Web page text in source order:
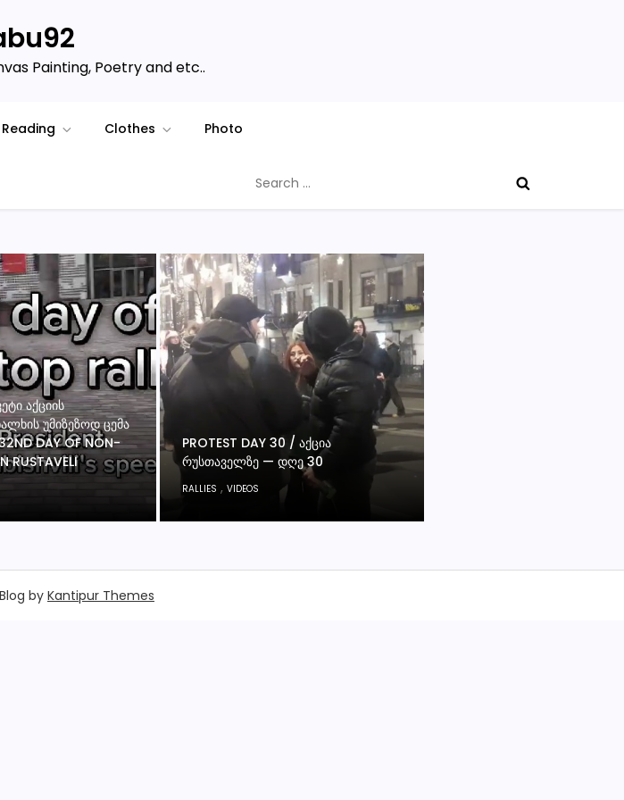
Painting, Poetry and etc..
Reading Clothes Photo
for:
ᲐᲥᲪᲘᲘᲡ
ᲣᲛᲘᲖᲔᲖᲝᲓ ᲪᲔᲛᲐ
DAY OF NON-
RUSTAVELI
PROTEST DAY 30 / ᲐᲥᲪᲘᲐ
ᲠᲣᲡᲗᲐᲕᲔᲚᲖᲔ — ᲓᲦᲔ 30
RALLIES , VIDEOS
by Kantipur Themes